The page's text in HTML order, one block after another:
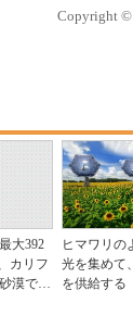
Copyright ©
大392
カリフ
漠で稼
ヒマワリの
光を集めて
を供給する